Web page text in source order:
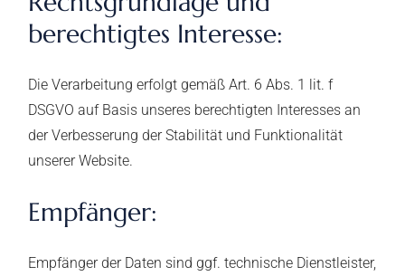
berechtigtes Interesse:
Die Verarbeitung erfolgt gemäß Art. 6 Abs. 1 lit. f
DSGVO auf Basis unseres berechtigten Interesses an
der Verbesserung der Stabilität und Funktionalität
unserer Website.
Empfänger:
Empfänger der Daten sind ggf. technische Dienstleister,